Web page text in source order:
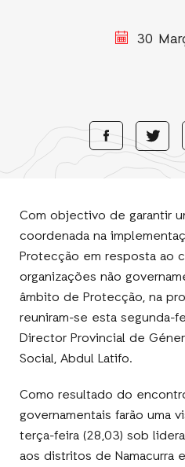
30
Share
with
Share
with
Com objectivo de garantir
coordenada na
Protecção em resposta ao
organizações não
âmbito de Protecção, na
reuniram-se esta segunda-
Director Provincial de
Social, Abdul Latifo.
Como resultado do
governamentais farão uma
terça-feira (28,03) sob
aos distritos de Namacurra